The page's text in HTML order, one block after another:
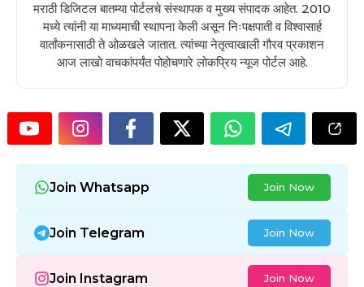
मराठी डिजिटल बातम्या पोर्टलचे संस्थापक व मुख्य संपादक आहेत. 2010
मध्ये त्यांनी या माध्यमाची स्थापना केली असून निःपक्षपाती व विश्वासार्ह
वार्तांकनासाठी ते ओळखले जातात. त्यांच्या नेतृत्वाखाली गौरव प्रकाशन
आज लाखो वाचकांपर्यंत पोहोचणारे लोकप्रिय न्यूज पोर्टल आहे.
Join Whatsapp Join Now
Join Telegram Join Now
Join Instagram Join Now